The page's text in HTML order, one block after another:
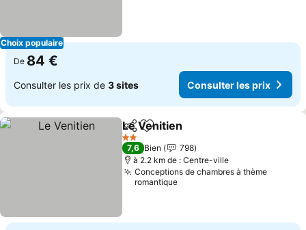
Choix populaire
De 84 €
Consulter les prix de 3 sites Consulter les prix
PartagerAjouter à mes favoris
Le Venitien
2 Étoiles
7,6 Bien
798
à 2.2 km de : Centre-ville
Conceptions de chambres à thème
romantique